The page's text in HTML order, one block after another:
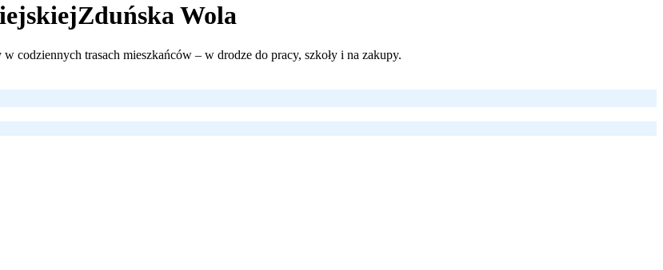
Zduńska Wola
codziennych trasach mieszkańców – w drodze do pracy, szkoły i na zakupy.